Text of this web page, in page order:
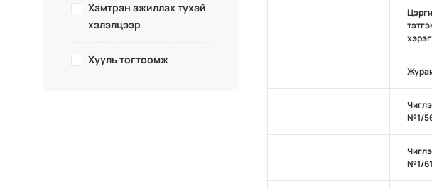
Хамтран ажиллах тухай
хэлэлцээр
Хууль тогтоомж
№1/
№1/